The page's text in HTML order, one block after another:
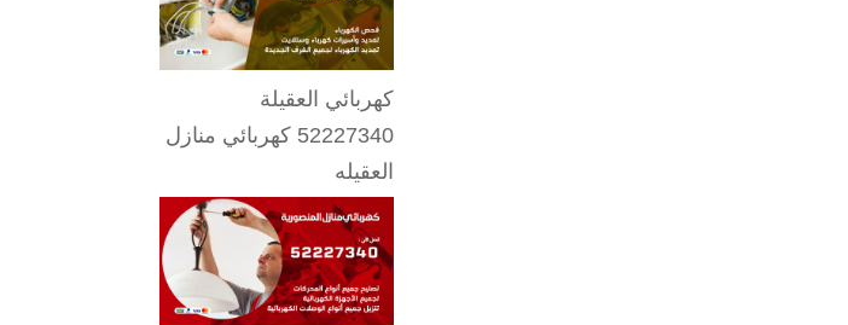
كهربائي العقيلة
52227340 كهربائي منازل
العقيله